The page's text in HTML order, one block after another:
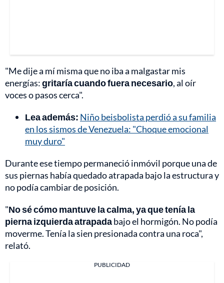
"Me dije a mí misma que no iba a malgastar mis
energías:gritaría cuando fuera necesario, al oír
voces o pasos cerca".
Lea además: Niño beisbolista perdió a su familia
en los sismos de Venezuela: "Choque emocional
muy duro"
Durante ese tiempo permaneció inmóvil porque una de
sus piernas había quedado atrapada bajo la estructura y
no podía cambiar de posición.
"No sé cómo mantuve la calma, ya que tenía la
pierna izquierda atrapadabajo el hormigón. No podía
moverme. Tenía la sien presionada contra una roca",
relató.
PUBLICIDAD